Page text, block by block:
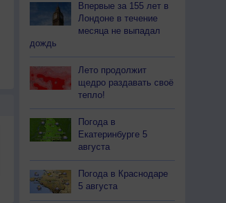
Утро
+19
10 пн
День
+30
25
В
10 пн
Вечер
560
+17
90
С-В
11 вт
Ночь
90
11 вт
Утро
83
Впервые за 155 лет в
Лондоне в течение
месяца не выпадал
дождь
Лето продолжит
щедро раздавать своё
тепло!
Погода в
Екатеринбурге 5
августа
Погода в Краснодаре
5 августа